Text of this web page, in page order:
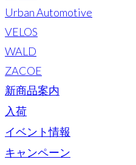
Urban Automotive
VELOS
WALD
ZACOE
新商品案内
入荷
イベント情報
キャンペーン